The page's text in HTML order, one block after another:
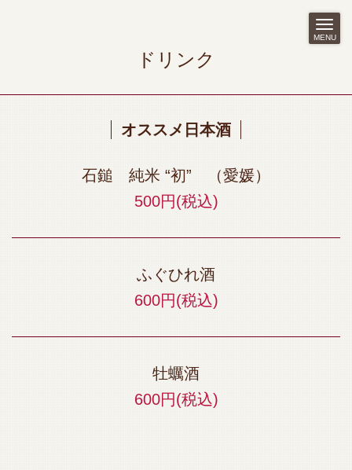
MENU
ドリンク
オススメ日本酒
石鎚 純米 “初” （愛媛）
500円(税込)
ふぐひれ酒
600円(税込)
牡蠣酒
600円(税込)